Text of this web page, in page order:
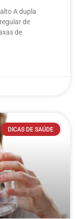
A dupla
de
de
DICAS DE SAÚDE